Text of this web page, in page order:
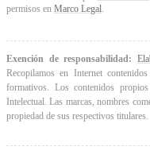
permisos en Marco Legal.
Exención de responsabilidad:
Recopilamos en Internet
formativos. Los contenidos
Intelectual. Las marcas, nombres
propiedad de sus respectivos titulares.